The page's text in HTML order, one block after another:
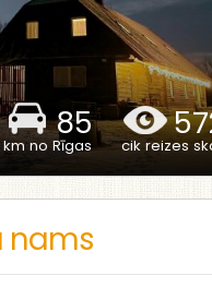
85
km no Rīgas cik reizes
nams